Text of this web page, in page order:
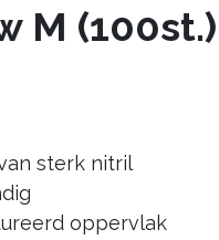
M (100st.)
sterk nitril
oppervlak